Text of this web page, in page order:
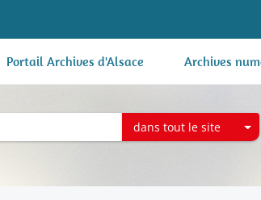
Portail Archives d'Alsace Archives
dans tout le site